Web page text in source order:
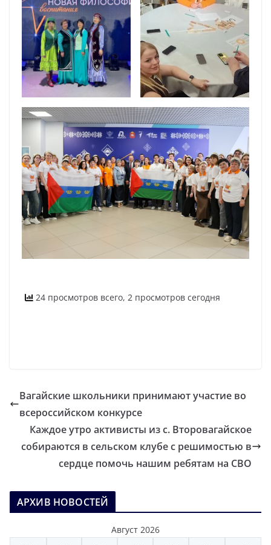
24 просмотров всего, 2 просмотров сегодня
Вагайские школьники принимают участие во
всероссийском конкурсе
Каждое утро активисты из с. Второвагайское
собираются в сельском клубе с решимостью в
сердце помочь нашим ребятам на СВО
АРХИВ НОВОСТЕЙ
Август 2026